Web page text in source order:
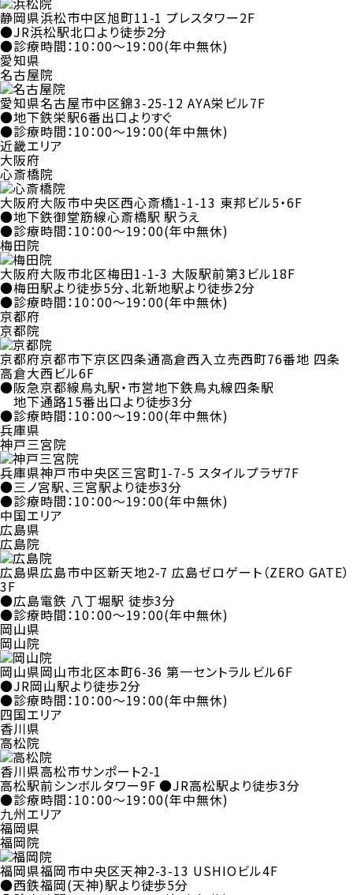
静岡県浜松市中区旭町11-1 プレスタワー2F
●JR浜松駅北口より徒歩2分
●診療時間：10：00～19：00(年中無休)
愛知県
名古屋院
愛知県名古屋市中区錦3-25-12 AYA栄ビル7F
●地下鉄栄駅6番出口よりすぐ
●診療時間：10：00～19：00(年中無休)
近畿エリア
大阪府
心斎橋院
大阪府大阪市中央区西心斎橋1-1-13 東邦ビル5・6F
●地下鉄御堂筋線心斎橋駅 駅うえ
●診療時間：10：00～19：00(年中無休)
梅田院
大阪府大阪市北区梅田1-1-3 大阪駅前第3ビル18F
●梅田駅より徒歩5分、北新地駅より徒歩2分
●診療時間：10：00～19：00(年中無休)
京都府
京都院
京都府京都市下京区四条通高倉西入立売西町76番地 四条
高倉大西ビル6F
●阪急京都線鳥丸駅・市営地下鉄鳥丸線四条駅
地下通路15番出口より徒歩3分
●診療時間：10：00～19：00(年中無休)
兵庫県
神戸三宮院
兵庫県神戸市中央区三宮町1-7-5 スタイルプラザ7F
●三ノ宮駅、三宮駅より徒歩3分
●診療時間：10：00～19：00(年中無休)
中国エリア
広島県
広島院
広島県広島市中区新天地2-7 広島ゼロゲート（ZERO GATE）
3F
●広島電鉄 八丁堀駅 徒歩3分
●診療時間：10：00～19：00(年中無休)
岡山県
岡山院
岡山県岡山市北区本町6-36 第一セントラルビル6F
●JR岡山駅より徒歩2分
●診療時間：10：00～19：00(年中無休)
四国エリア
香川県
高松院
香川県高松市サンポート2-1
高松駅前シンボルタワー9F ●JR高松駅より徒歩3分
●診療時間：10：00～19：00(年中無休)
九州エリア
福岡県
福岡院
福岡県福岡市中央区天神2-3-13 USHIOビル4F
●西鉄福岡(天神)駅より徒歩5分